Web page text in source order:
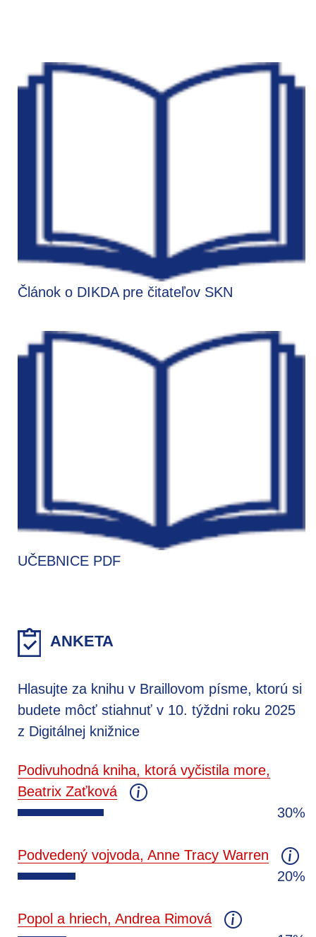
Článok o DIKDA pre čitateľov SKN
UČEBNICE PDF
ANKETA
Hlasujte za knihu v Braillovom písme, ktorú si
budete môcť stiahnuť v 10. týždni roku 2025
z Digitálnej knižnice
Podivuhodná kniha, ktorá vyčistila more,
Beatrix Zaťková
30%
Podvedený vojvoda, Anne Tracy Warren
20%
Popol a hriech, Andrea Rimová